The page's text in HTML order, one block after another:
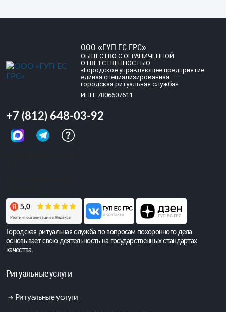
ООО «ГУП ЕС ГРС»
ОБЩЕСТВО С ОГРАНИЧЕННОЙ
ОТВЕТСТВЕННОСТЬЮ
«Городское управляющее предприятие
единая специализированная
городская ритуальная служба»
ИНН: 7806607611
+7 (812) 648-03-92
Городская ритуальная служба по вопросам похоронного дела
основывает свою деятельность на государственных стандартах
качества.
Ритуальные услуги
Ритуальные услуги